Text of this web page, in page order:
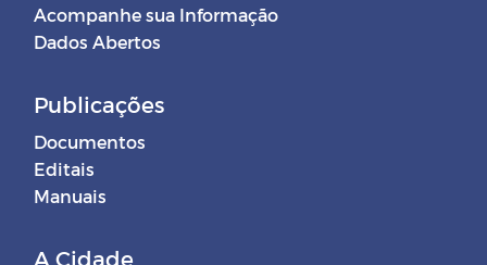
Acompanhe sua Informação
Dados Abertos
Publicações
Documentos
Editais
Manuais
A Cidade